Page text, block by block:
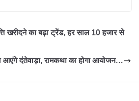
खरीदने का बढ़ा ट्रेंड, हर साल 10 हजार से
आएंगे दंतेवाड़ा, रामकथा का होगा आयोजन…